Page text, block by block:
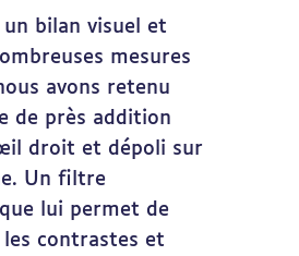
un bilan visuel et
mesures
avons retenu
de près addition
droit et dépoli sur
Un filtre
lui permet de
contrastes et